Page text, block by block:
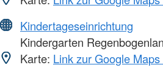
Kindertageseinrichtung
Kindergarten
Karte: Link zur Google